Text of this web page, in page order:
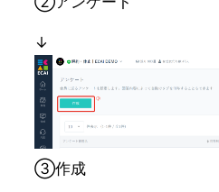
↓
➂作成